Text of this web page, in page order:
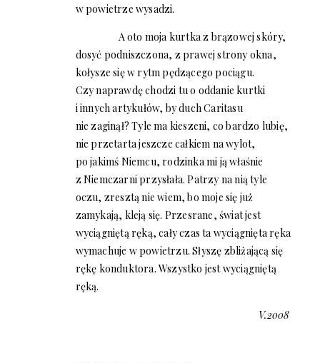
w powietrze wysadzi.
A oto moja kurtka z brązowej skóry,
dosyć podniszczona, z prawej strony okna,
kołysze się w rytm pędzącego pociągu.
Czy naprawdę chodzi tu o oddanie kurtki
i innych artykułów, by duch Caritasu
nie zaginął? Tyle ma kieszeni, co bardzo lubię,
nie przetarta jeszcze całkiem na wylot,
po jakimś Niemcu, rodzinka mi ją właśnie
z Niemczarni przysłała. Patrzy na nią tyle
oczu, zresztą nie wiem, bo moje się już
zamykają, kleją się. Przesrane, świat jest
wyciągniętą ręką, cały czas ta wyciągnięta ręka
wymachuje w powietrzu. Słyszę zbliżającą się
rękę konduktora. Wszystko jest wyciągniętą
ręką.
V.2008